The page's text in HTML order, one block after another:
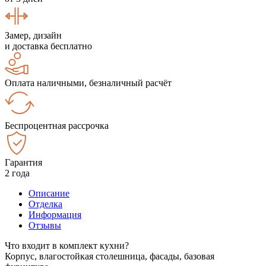
Замер, дизайн
и доставка бесплатно
Оплата наличными, безналичный расчёт
Беспроцентная рассрочка
Гарантия
2 года
Описание
Отделка
Информация
Отзывы
Что входит в комплект кухни?
Корпус, влагостойкая столешница, фасады, базовая